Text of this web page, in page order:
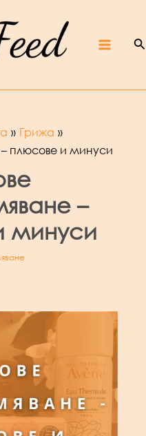
Menu
Грижа
плюсове и минуси
–
минуси